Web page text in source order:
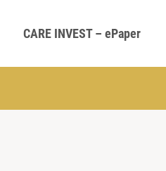
CARE INVEST – ePaper